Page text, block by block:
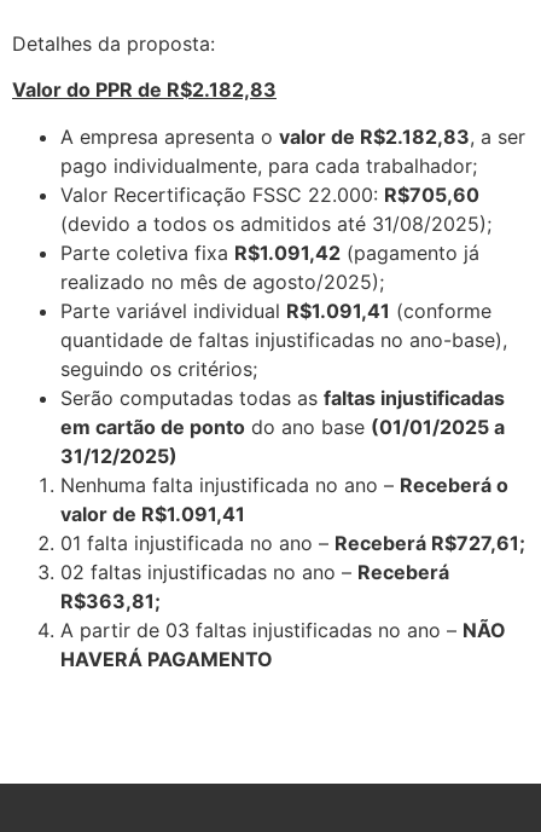
Detalhes da proposta:
Valor do PPR de R$2.182,83
A empresa apresenta o valor de R$2.182,83, a ser
pago individualmente, para cada trabalhador;
Valor Recertificação FSSC 22.000: R$705,60
(devido a todos os admitidos até 31/08/2025);
Parte coletiva fixa R$1.091,42 (pagamento já
realizado no mês de agosto/2025);
Parte variável individual R$1.091,41 (conforme
quantidade de faltas injustificadas no ano-base),
seguindo os critérios;
Serão computadas todas as faltas injustificadas
em cartão de ponto do ano base (01/01/2025 a
31/12/2025)
Nenhuma falta injustificada no ano – Receberá o
valor de R$1.091,41
01 falta injustificada no ano – Receberá R$727,61;
02 faltas injustificadas no ano – Receberá
R$363,81;
A partir de 03 faltas injustificadas no ano – NÃO
HAVERÁ PAGAMENTO